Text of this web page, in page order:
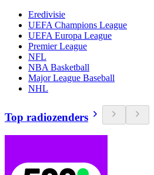
Eredivisie
UEFA Champions League
UEFA Europa League
Premier League
NFL
NBA Basketball
Major League Baseball
NHL
Top radiozenders